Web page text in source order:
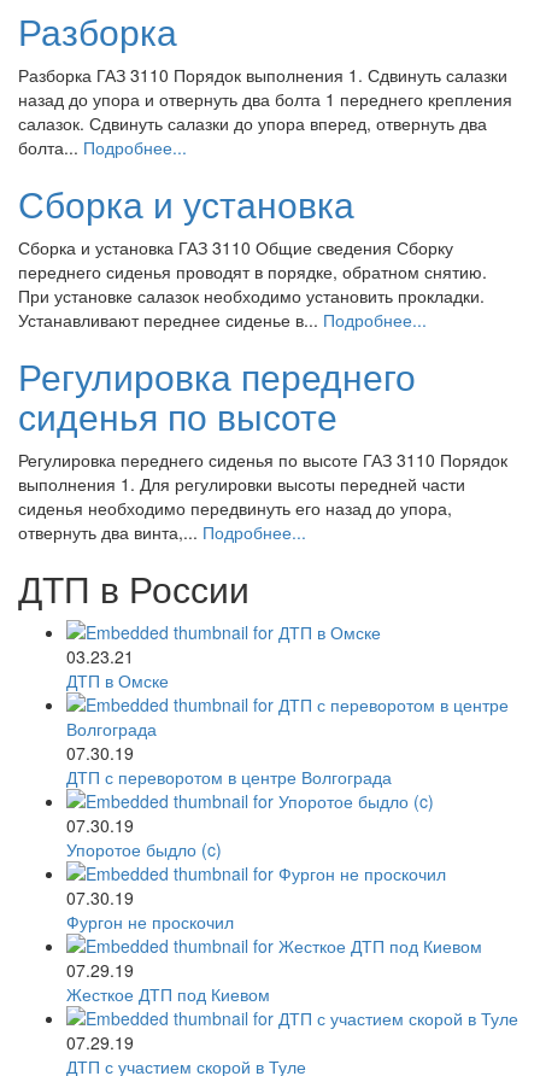
Разборка
Разборка ГАЗ 3110 Порядок выполнения 1. Сдвинуть салазки
назад до упора и отвернуть два болта 1 переднего крепления
салазок. Сдвинуть салазки до упора вперед, отвернуть два
болта... Подробнее...
Сборка и установка
Сборка и установка ГАЗ 3110 Общие сведения Сборку
переднего сиденья проводят в порядке, обратном снятию.
При установке салазок необходимо установить прокладки.
Устанавливают переднее сиденье в... Подробнее...
Регулировка переднего
сиденья по высоте
Регулировка переднего сиденья по высоте ГАЗ 3110 Порядок
выполнения 1. Для регулировки высоты передней части
сиденья необходимо передвинуть его назад до упора,
отвернуть два винта,... Подробнее...
ДТП в России
03.23.21
ДТП в Омске
07.30.19
ДТП с переворотом в центре Волгограда
07.30.19
Упоротое быдло (c)
07.30.19
Фургон не проскочил
07.29.19
Жесткое ДТП под Киевом
07.29.19
ДТП с участием скорой в Туле